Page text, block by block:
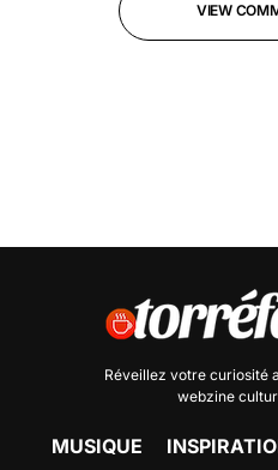
VIEW
Réveillez votre curiosité
webzine
MUSIQUE